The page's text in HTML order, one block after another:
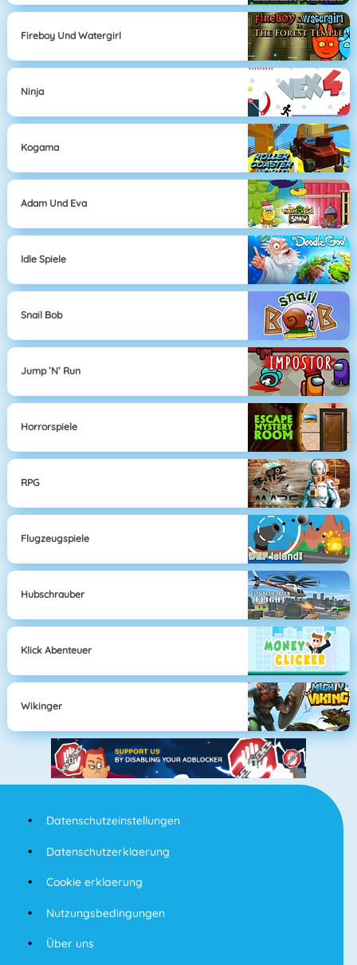
Fireboy Und Watergirl
Ninja
Kogama
Adam Und Eva
Idle Spiele
Snail Bob
Jump ’n’ Run
Horrorspiele
RPG
Flugzeugspiele
Hubschrauber
Klick Abenteuer
Wikinger
Datenschutzeinstellungen
Datenschutzerklaerung
Cookie erklaerung
Nutzungsbedingungen
Über uns